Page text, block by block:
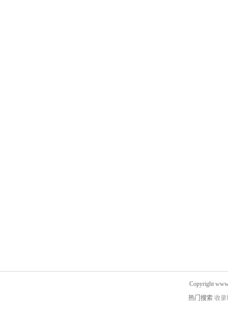
Copyright
热门搜索 收录